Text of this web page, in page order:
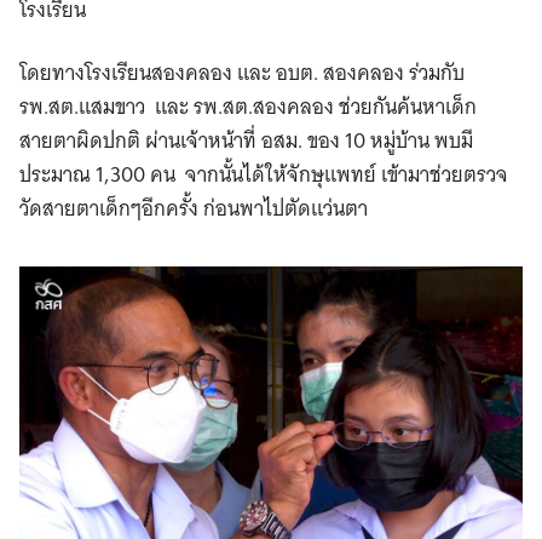
โรงเรียน
โดยทางโรงเรียนสองคลอง และ อบต. สองคลอง ร่วมกับ
รพ.สต.แสมขาว และ รพ.สต.สองคลอง ช่วยกันค้นหาเด็ก
สายตาผิดปกติ ผ่านเจ้าหน้าที่ อสม. ของ 10 หมู่บ้าน พบมี
ประมาณ 1,300 คน จากนั้นได้ให้จักษุแพทย์ เข้ามาช่วยตรวจ
วัดสายตาเด็กๆอีกครั้ง ก่อนพาไปตัดแว่นตา